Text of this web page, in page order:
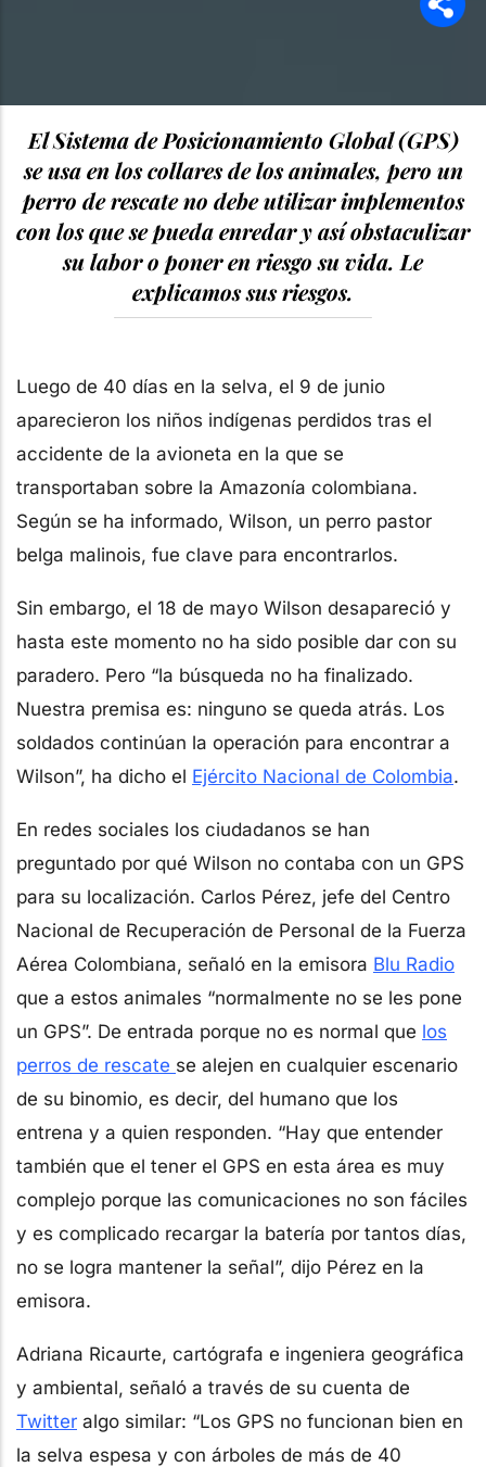
El Sistema de Posicionamiento Global (GPS)
se usa en los collares de los animales, pero un
perro de rescate no debe utilizar implementos
con los que se pueda enredar y así obstaculizar
su labor o poner en riesgo su vida. Le
explicamos sus riesgos.
Luego de 40 días en la selva, el 9 de junio
aparecieron los niños indígenas perdidos tras el
accidente de la avioneta en la que se
transportaban sobre la Amazonía colombiana.
Según se ha informado, Wilson, un perro pastor
belga malinois, fue clave para encontrarlos.
Sin embargo, el 18 de mayo Wilson desapareció y
hasta este momento no ha sido posible dar con su
paradero. Pero “la búsqueda no ha finalizado.
Nuestra premisa es: ninguno se queda atrás. Los
soldados continúan la operación para encontrar a
Wilson”, ha dicho el Ejército Nacional de Colombia.
En redes sociales los ciudadanos se han
preguntado por qué Wilson no contaba con un GPS
para su localización. Carlos Pérez, jefe del Centro
Nacional de Recuperación de Personal de la Fuerza
Aérea Colombiana, señaló en la emisora Blu Radio
que a estos animales “normalmente no se les pone
un GPS”. De entrada porque no es normal que los
perros de rescate se alejen en cualquier escenario
de su binomio, es decir, del humano que los
entrena y a quien responden. “Hay que entender
también que el tener el GPS en esta área es muy
complejo porque las comunicaciones no son fáciles
y es complicado recargar la batería por tantos días,
no se logra mantener la señal”, dijo Pérez en la
emisora.
Adriana Ricaurte, cartógrafa e ingeniera geográfica
y ambiental, señaló a través de su cuenta de
Twitter algo similar: “Los GPS no funcionan bien en
la selva espesa y con árboles de más de 40